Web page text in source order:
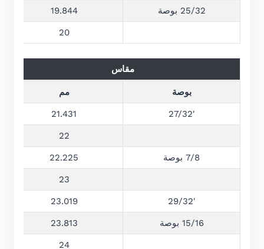
25/32 بوصة 19.844
20
مقاس
بوصة مم
27/32′
21.431
22
7/8 بوصة 22.225
23
29/32′
23.019
15/16 بوصة 23.813
24